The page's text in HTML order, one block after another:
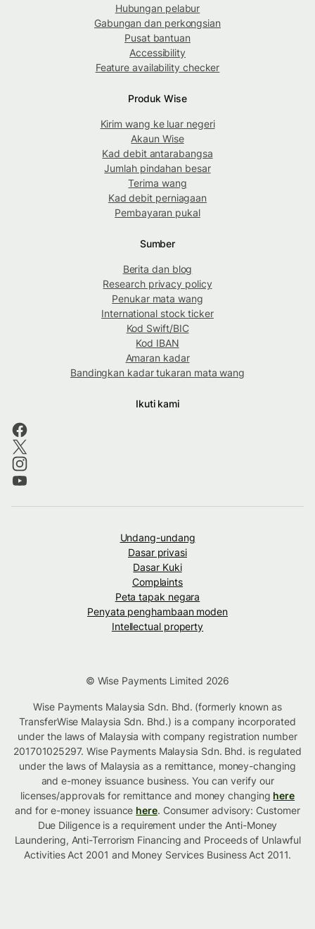
Hubungan pelabur
Gabungan dan perkongsian
Pusat bantuan
Accessibility
Feature availability checker
Produk Wise
Kirim wang ke luar negeri
Akaun Wise
Kad debit antarabangsa
Jumlah pindahan besar
Terima wang
Kad debit perniagaan
Pembayaran pukal
Sumber
Berita dan blog
Research privacy policy
Penukar mata wang
International stock ticker
Kod Swift/BIC
Kod IBAN
Amaran kadar
Bandingkan kadar tukaran mata wang
Ikuti kami
Undang-undang
Dasar privasi
Dasar Kuki
Complaints
Peta tapak negara
Penyata penghambaan moden
Intellectual property
© Wise Payments Limited 2026
Wise Payments Malaysia Sdn. Bhd. (formerly known as
TransferWise Malaysia Sdn. Bhd.) is a company incorporated
under the laws of Malaysia with company registration number
201701025297. Wise Payments Malaysia Sdn. Bhd. is regulated
under the laws of Malaysia as a remittance, money-changing
and e-money issuance business. You can verify our
licenses/approvals for remittance and money changing here
and for e-money issuance here. Consumer advisory: Customer
Due Diligence is a requirement under the Anti-Money
Laundering, Anti-Terrorism Financing and Proceeds of Unlawful
Activities Act 2001 and Money Services Business Act 2011.